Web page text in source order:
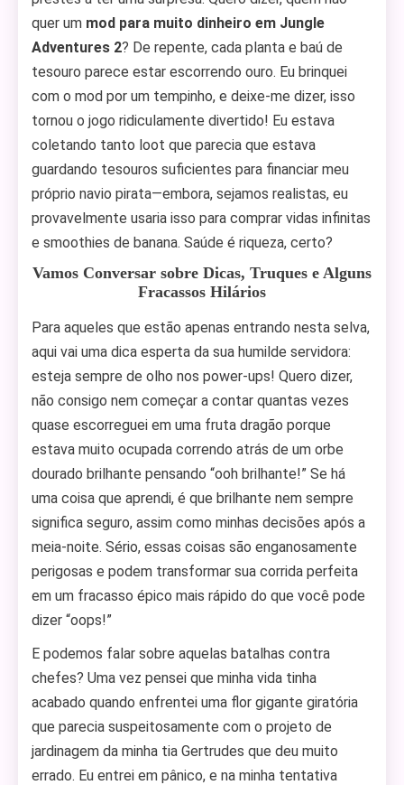
quer um mod para muito dinheiro em Jungle
Adventures 2? De repente, cada planta e baú de
tesouro parece estar escorrendo ouro. Eu brinquei
com o mod por um tempinho, e deixe-me dizer, isso
tornou o jogo ridiculamente divertido! Eu estava
coletando tanto loot que parecia que estava
guardando tesouros suficientes para financiar meu
próprio navio pirata—embora, sejamos realistas, eu
provavelmente usaria isso para comprar vidas infinitas
e smoothies de banana. Saúde é riqueza, certo?
Vamos Conversar sobre Dicas, Truques e Alguns
Fracassos Hilários
Para aqueles que estão apenas entrando nesta selva,
aqui vai uma dica esperta da sua humilde servidora:
esteja sempre de olho nos power-ups! Quero dizer,
não consigo nem começar a contar quantas vezes
quase escorreguei em uma fruta dragão porque
estava muito ocupada correndo atrás de um orbe
dourado brilhante pensando “ooh brilhante!” Se há
uma coisa que aprendi, é que brilhante nem sempre
significa seguro, assim como minhas decisões após a
meia-noite. Sério, essas coisas são enganosamente
perigosas e podem transformar sua corrida perfeita
em um fracasso épico mais rápido do que você pode
dizer “oops!”
E podemos falar sobre aquelas batalhas contra
chefes? Uma vez pensei que minha vida tinha
acabado quando enfrentei uma flor gigante giratória
que parecia suspeitosamente com o projeto de
jardinagem da minha tia Gertrudes que deu muito
errado. Eu entrei em pânico, e na minha tentativa